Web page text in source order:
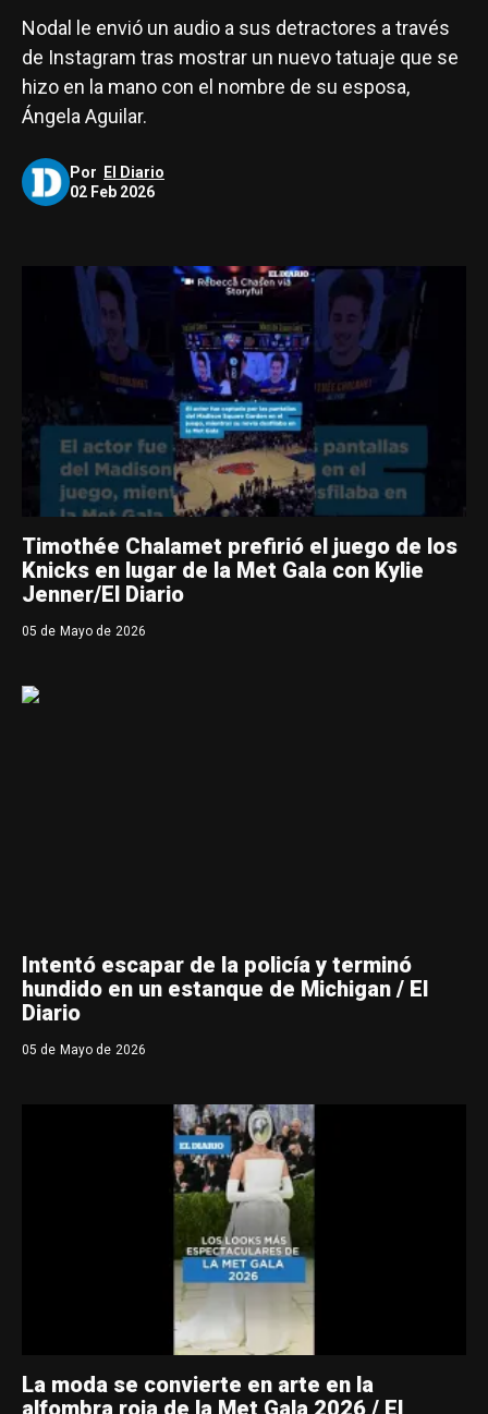
Nodal le envió un audio a sus detractores a través
de Instagram tras mostrar un nuevo tatuaje que se
hizo en la mano con el nombre de su esposa,
Ángela Aguilar.
Por
El Diario
02 Feb 2026
Timothée Chalamet prefirió el juego de los
Knicks en lugar de la Met Gala con Kylie
Jenner/El Diario
05 de Mayo de 2026
Intentó escapar de la policía y terminó
hundido en un estanque de Michigan / El
Diario
05 de Mayo de 2026
La moda se convierte en arte en la
alfombra roja de la Met Gala 2026 / El